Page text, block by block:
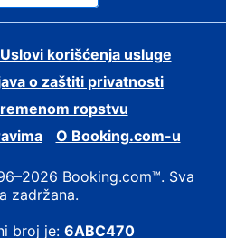
Uslovi korišćenja usluge
o zaštiti privatnosti
ropstvu
О Booking.com-u
Booking.com™. Sva
zadržana.
broj je: 6ABC470